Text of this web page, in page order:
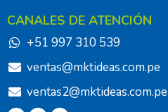
CANALES DE ATENCIÓN
+51 997 310 539
ventas@mktideas.com.pe
ventas2@mktideas.com.pe